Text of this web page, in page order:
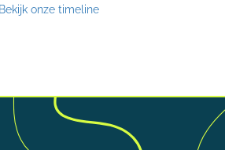
Bekijk onze timeline